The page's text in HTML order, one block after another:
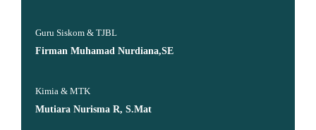
Guru Siskom & TJBL
Firman Muhamad Nurdiana,SE
Kimia & MTK
Mutiara Nurisma R, S.Mat